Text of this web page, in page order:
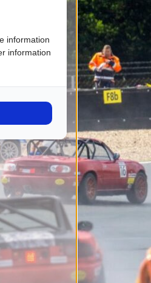
information
information